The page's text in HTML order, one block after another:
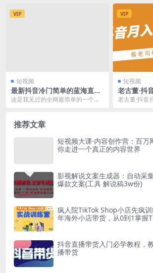
红差...
VIP
短视频
最新抖音冷门简单的蓝海直播
赚钱玩法，流量大知道的人
这是我见过的全网最简单的一个非
VIP
短视频
老古董·抖
法，看看
老古董·抖音
推荐文章
短视频大课·内容创作营：百万
你走进一个真正的内容世界
影视解说文案生成器：自动采
爆款文案(工具 解说稿3w份)
疯人院TikTok Shop小店先疯
年海外小店带货，从0到1掌握
抖音直播带货入门必学教程，
播带货